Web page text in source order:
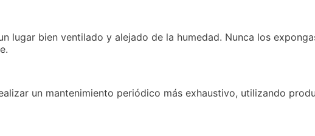
lugar bien ventilado y alejado de la humedad. Nunca los
un mantenimiento periódico más exhaustivo, utilizando